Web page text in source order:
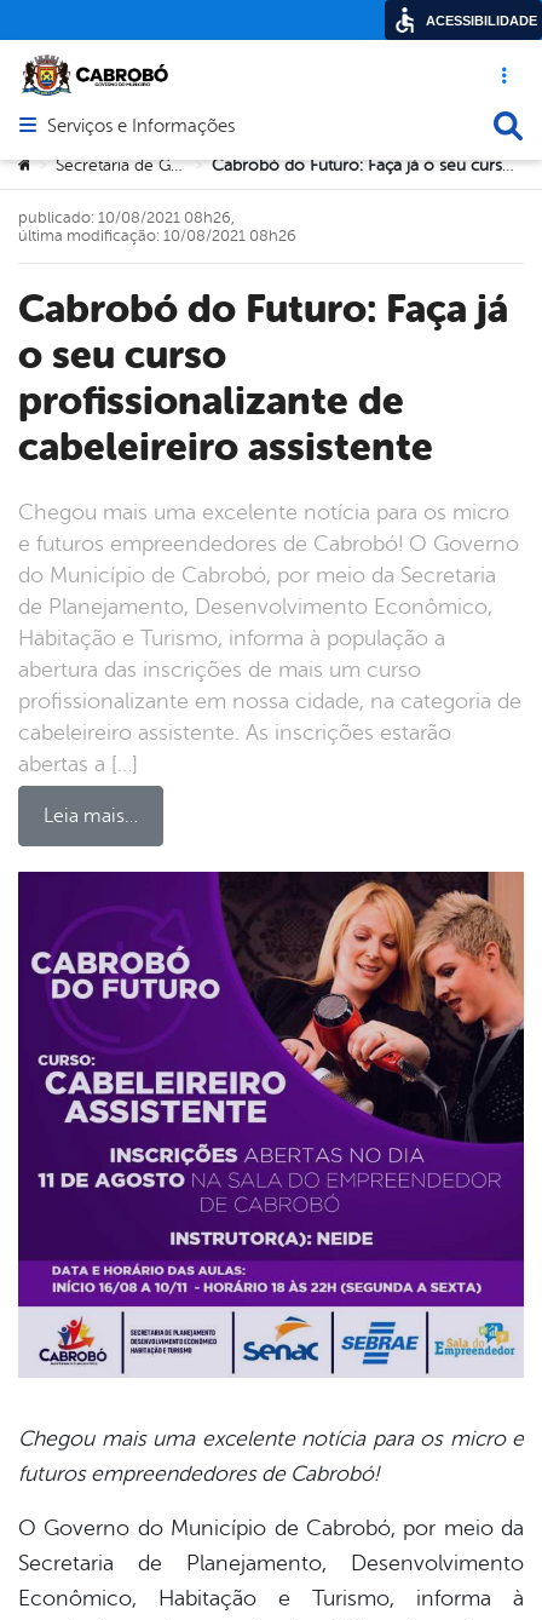
Acesso
Abrir menu principal de navegação
Serviços e Informações
Você está aqui:
> Secretaria de Governo > Cabrobó do Futuro: Faça já o seu curso profissionalizante de cabeleireiro assistente
Cabrobó do Futuro: Faça já
o seu curso
profissionalizante de
cabeleireiro assistente
Chegou mais uma excelente notícia para os micro
e futuros empreendedores de Cabrobó! O Governo
do Município de Cabrobó, por meio da Secretaria
de Planejamento, Desenvolvimento Econômico,
Habitação e Turismo, informa à população a
abertura das inscrições de mais um curso
profissionalizante em nossa cidade, na categoria de
cabeleireiro assistente. As inscrições estarão
abertas a […]
Leia mais…
publicado: 10/08/2021 08h26,
última modificação: 10/08/2021 08h26
Chegou mais uma excelente notícia para os micro e
futuros empreendedores de Cabrobó!
O Governo do Município de Cabrobó, por meio da
Secretaria de Planejamento, Desenvolvimento
Econômico, Habitação e Turismo, informa à
ACESSIBILIDADE